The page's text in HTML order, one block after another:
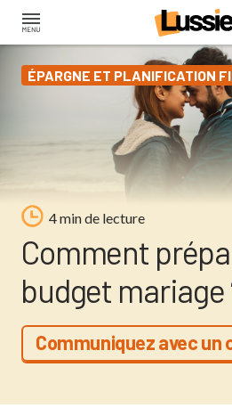
Aller
principal
ÉPARGNE ET PLANIFICATION
4 min de lecture
Comment
budget mariage
Communiquez avec un